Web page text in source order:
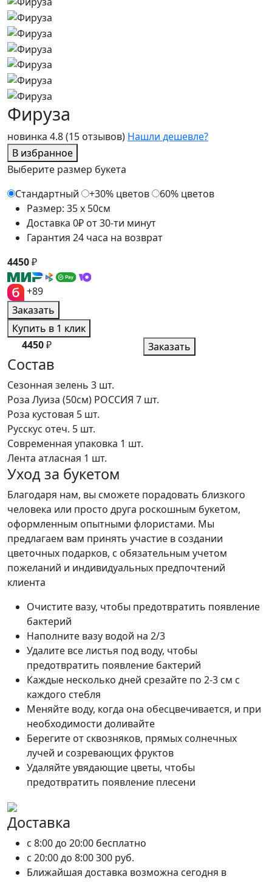
новинка 4.8(15 отзывов) Нашли дешевле?
В избранное
Фируза
Выберите размер букета
Стандартный
+30% цветов
60% цветов
Размер: 35 x 50см
Доставка 0₽ от 30-ти минут
Гарантия 24 часа на возврат
4450₽
+89
Заказать
Купить в 1 клик
4450₽ Заказать
Состав
Сезонная зелень 3 шт.
Роза Луиза (50см) РОССИЯ 7 шт.
Роза кустовая 5 шт.
Русскус отеч. 5 шт.
Современная упаковка 1 шт.
Лента атласная 1 шт.
Уход за букетом
Благодаря нам, вы сможете порадовать близкого
человека или просто друга роскошным букетом,
оформленным опытными флористами. Мы
предлагаем вам принять участие в создании
цветочных подарков, с обязательным учетом
пожеланий и индивидуальных предпочтений
клиента
Очистите вазу, чтобы предотвратить появление
бактерий
Наполните вазу водой на 2/3
Удалите все листья под воду, чтобы
предотвратить появление бактерий
Каждые несколько дней срезайте по 2-3 см с
каждого стебля
Меняйте воду, когда она обесцвечивается, и при
необходимости доливайте
Берегите от сквозняков, прямых солнечных
лучей и созревающих фруктов
Удаляйте увядающие цветы, чтобы
предотвратить появление плесени
Доставка
c 8:00 до 20:00 бесплатно
c 20:00 до 8:00300 руб.
Ближайшая доставка возможна сегодня в